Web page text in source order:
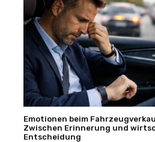
Emotionen beim
Zwischen Erinnerung und
Entscheidung